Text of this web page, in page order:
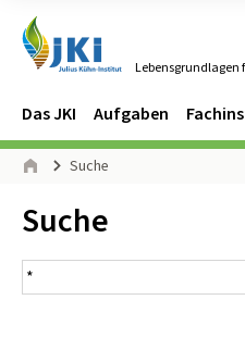
Lebensgrundlagen
Navigation
Hauptmenü
Das JKI Aufgaben
Seitenpfad
Suche
Inhalt:
Suche
Suchergebnis